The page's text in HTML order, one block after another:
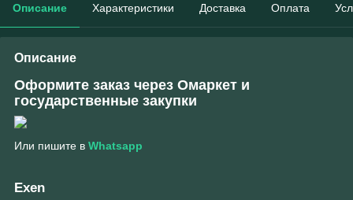
Описание Характеристики Доставка Оплата
Описание
Оформите заказ через Омаркет и
государственные закупки
Или пишите в Whatsapp
Exen